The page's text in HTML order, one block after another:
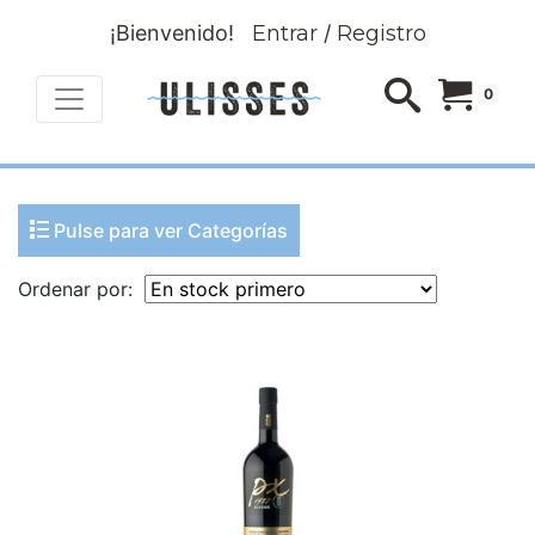
¡Bienvenido! Entrar/ Registro
0
Pulse para ver Categorías
Ordenar por: